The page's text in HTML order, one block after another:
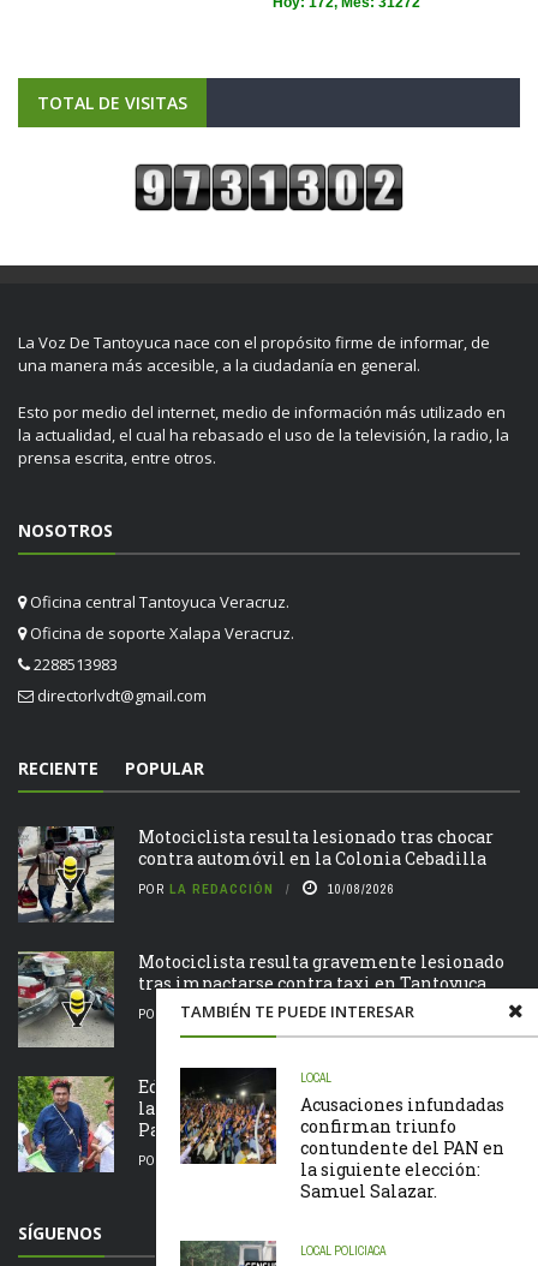
TAMBIÉN TE PUEDE INTERESAR
LOCAL
Acusaciones infundadas
confirman triunfo
contundente del PAN en
la siguiente elección:
Samuel Salazar.
LOCAL POLICIACA
TOTAL DE VISITAS
La Voz De Tantoyuca nace con el propósito firme de informar, de
una manera más accesible, a la ciudadanía en general.
Esto por medio del internet, medio de información más utilizado en
la actualidad, el cual ha rebasado el uso de la televisión, la radio, la
prensa escrita, entre otros.
NOSOTROS
Oficina central Tantoyuca Veracruz.
Oficina de soporte Xalapa Veracruz.
2288513983
directorlvdt@gmail.com
RECIENTE POPULAR
Motociclista resulta lesionado tras chocar
contra automóvil en la Colonia Cebadilla
POR LA REDACCIÓN 10/08/2026
Motociclista resulta gravemente lesionado
tras impactarse contra taxi en Tantoyuca
POR LA REDACCIÓN 10/08/2026
Edvino Hernández da banderazo al inicio de
la construcción de puente vehicular en
Palma Real
POR LA REDACCIÓN 09/08/2026
SÍGUENOS